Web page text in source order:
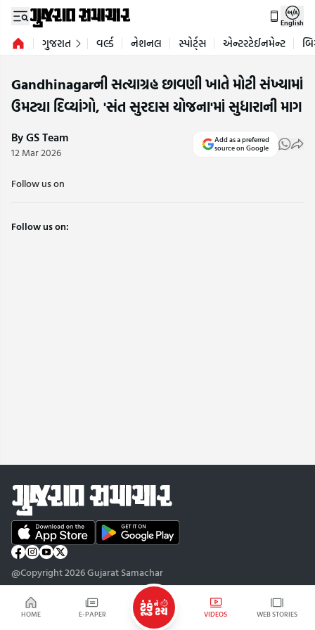
HOME E-PAPER VIDEOS WEB STORIES
English
ગુજરાત વર્લ્ડ નેશનલ સ્પોર્ટ્સ એન્ટરટેઈનમેન્ટ
Gandhinagarની સત્યાગ્રહ છાવણી ખાતે મોટી સંખ્યામાં
ઉમટ્યા દિવ્યાંગો, 'સંત સુરદાસ યોજના'માં સુધારાની માગ
By GS Team
12 Mar 2026
Add as a preferred
source on Google
Follow us on
Follow us on:
@Copyright 2026 Gujarat Samachar